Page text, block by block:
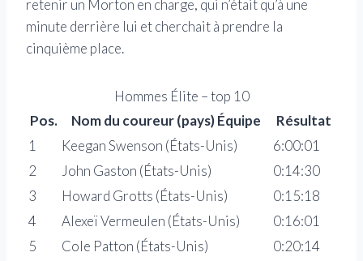
retenir un Morton en charge, qui n’était qu’à une
minute derrière lui et cherchait à prendre la
cinquième place.
Hommes Élite – top 10
Pos.
Nom du coureur (pays) Équipe
Résultat
1
Keegan Swenson (États-Unis)
6:00:01
2
John Gaston (États-Unis)
0:14:30
3
Howard Grotts (États-Unis)
0:15:18
4
Alexeï Vermeulen (États-Unis)
0:16:01
5
Cole Patton (États-Unis)
0:20:14